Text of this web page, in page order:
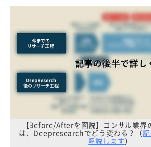
【Before/Afterを図説】コンサル業界
は、Deepresearchでどう変わる？（
解説します）